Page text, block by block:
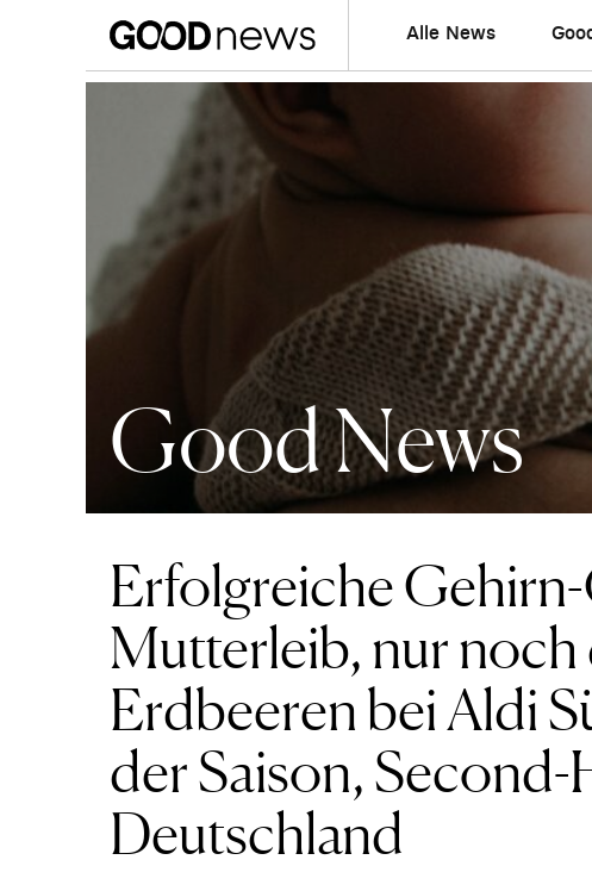
Alle News
Good News
Erfolgreiche
Mutterleib, nur
Erdbeeren bei Aldi
der Saison,
Deutschland